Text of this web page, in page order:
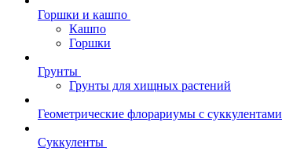
Горшки и кашпо
Кашпо
Горшки
Грунты
Грунты для хищных растений
Геометрические флорариумы с суккулентами
Суккуленты